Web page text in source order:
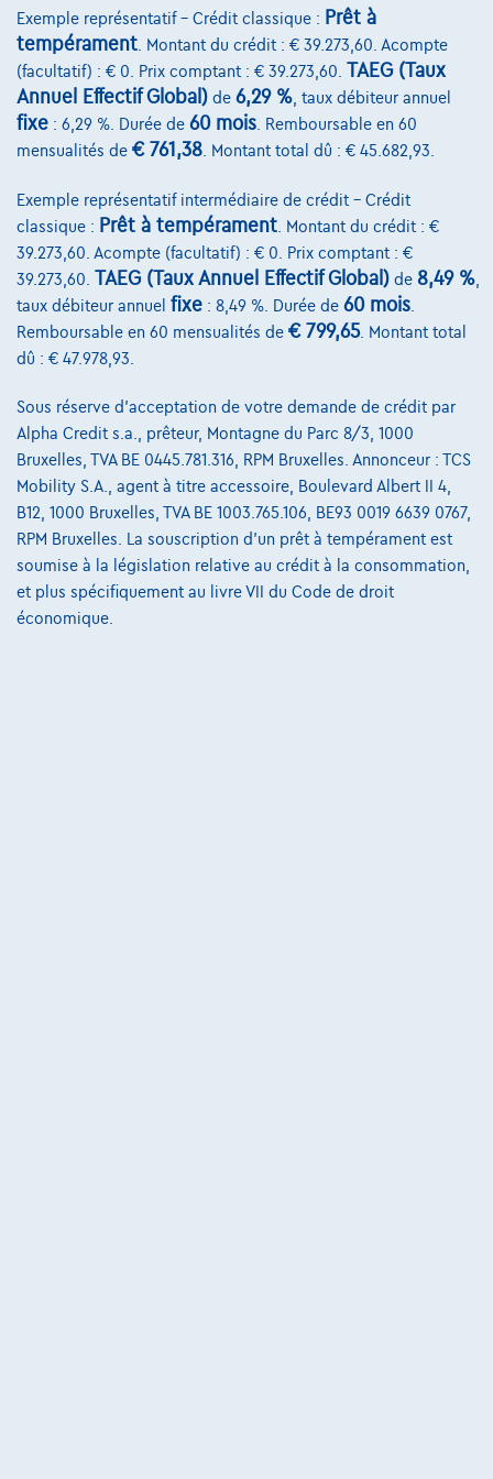
Volkswagen Golf
R-Line | 1.5 TSI 150cv | Carplay | Caméra | GPS | Led Matrix
€27.490
Dès€536,11/mois et une dernière mensualité de
€7.408,61
Découvrez l’exemple chiffré complet
Autosphere Center Liège
Exemple représentatif – Crédit classique : Prêt à
tempérament . Montant du crédit : € 39.273,60. Acompte
(facultatif) : € 0. Prix comptant : € 39.273,60. TAEG (Taux
Annuel Effectif Global) de 6,29 % , taux débiteur annuel
fixe : 6,29 %. Durée de 60 mois . Remboursable en 60
mensualités de € 761,38 . Montant total dû : € 45.682,93.
Exemple représentatif intermédiaire de crédit – Crédit
classique : Prêt à tempérament . Montant du crédit : €
39.273,60. Acompte (facultatif) : € 0. Prix comptant : €
39.273,60. TAEG (Taux Annuel Effectif Global) de 8,49 %
taux débiteur annuel fixe : 8,49 %. Durée de 60 mois
Remboursable en 60 mensualités de € 799,65. Montant total
dû : € 47.978,93.
Sous réserve d'acceptation de votre demande de crédit par
Alpha Credit s.a., prêteur, Montagne du Parc 8/3, 1000
Bruxelles, TVA BE 0445.781.316, RPM Bruxelles. Annonceur : TCS
Mobility S.A., agent à titre accessoire, Boulevard Albert II 4,
B12, 1000 Bruxelles, TVA BE 1003.765.106, BE93 0019 6639 0767,
RPM Bruxelles. La souscription d'un prêt à tempérament est
soumise à la législation relative au crédit à la consommation,
et plus spécifiquement au livre VII du Code de droit
économique.